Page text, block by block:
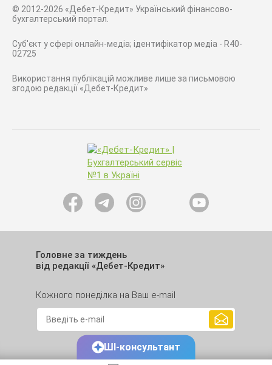
© 2012-2026 «Дебет-Кредит» Український фінансово-
бухгалтерський портал.
Суб'єкт у сфері онлайн-медіа; ідентифікатор медіа - R40-
02725
Використання публікацій можливе лише за письмовою
згодою редакції «Дебет-Кредит»
Головне за тиждень
від редакції «Дебет-Кредит»
Кожного понеділка на Ваш e-mail
ШІ-консультант